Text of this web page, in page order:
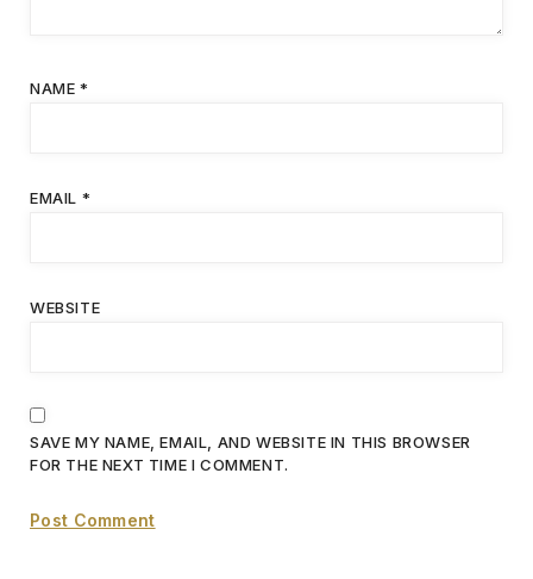
NAME *
EMAIL *
WEBSITE
SAVE MY NAME, EMAIL, AND WEBSITE IN THIS BROWSER
FOR THE NEXT TIME I COMMENT.